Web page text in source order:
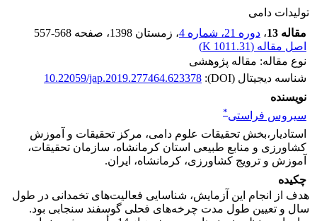
تولیدات دامی
مقاله 13
، دوره 21، شماره 4 ، زمستان 1398 ، صفحه 557-568
اصل مقاله (1011.31 K
)
نوع مقاله: مقاله پژوهشی
شناسه دیجیتال (DOI):
10.22059/jap.2019.277464.623378
نویسنده
سیروس فراستی*
استادیار،بخش تحقیقات علوم دامی، مرکز تحقیقات و آموزش
کشاورزی و منابع طبیعی استان کرمانشاه، سازمان تحقیقات،
آموزش و ترویج کشاورزی، کرمانشاه، ایران.
چکیده
هدف از انجام این آزمایش، شناسایی فعالیت‌های تخمدانی در طول
سال و تعیین طول مدت چرخه‌های فحلی گوسفند سنجابی بود.